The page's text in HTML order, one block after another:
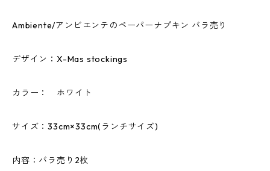
Ambiente/アンビエンテのペーパーナプキン バラ売り
デザイン：X-Mas stockings
カラー： ホワイト
サイズ：33cm×33cm(ランチサイズ)
内容：バラ売り2枚